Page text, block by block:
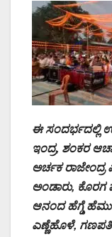
ಈ ಸಂದರ್ಭದಲ್ಲಿ
ಇಂದ್ರ, ಶಂಕರ
ಅರ್ಚಕ ರಾಜೇಂದ್ರ
ಅಂಡಾರು, ಕೊರಗ
ಆನಂದ ಹೆಗ್ಡೆ
ಎಣ್ಣೆಹೊಳೆ, ಗಣಪತಿ